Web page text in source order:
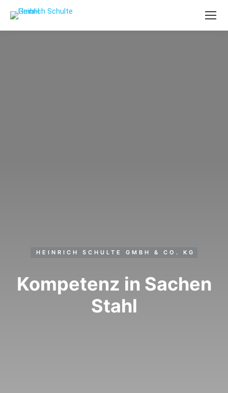
HEINRICH SCHULTE GMBH & CO. KG
Kompetenz in Sachen
Stahl